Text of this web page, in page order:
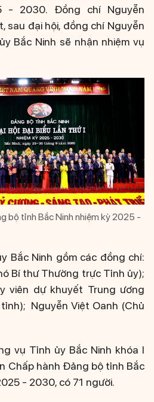
- 2030. Đồng chí Nguyễn
sau đại hội, đồng chí Nguyễn
Bắc Ninh sẽ nhận nhiệm vụ
bộ tỉnh Bắc Ninh nhiệm kỳ 2025 -
Bắc Ninh gồm các đồng chí:
Bí thư Thường trực Tỉnh ủy);
viên dự khuyết Trung ương
Nguyễn Việt Oanh (Chủ
vụ Tỉnh ủy Bắc Ninh khóa I
Chấp hành Đảng bộ tỉnh Bắc
- 2030, có 71 người.